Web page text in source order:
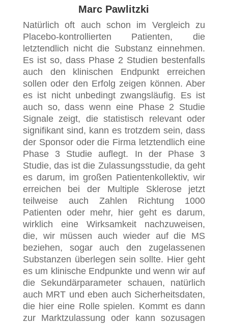
Marc Pawlitzki
Natürlich oft auch schon im Vergleich zu
Placebo-kontrollierten Patienten, die
letztendlich nicht die Substanz einnehmen.
Es ist so, dass Phase 2 Studien bestenfalls
auch den klinischen Endpunkt erreichen
sollen oder den Erfolg zeigen können. Aber
es ist nicht unbedingt zwangsläufig. Es ist
auch so, dass wenn eine Phase 2 Studie
Signale zeigt, die statistisch relevant oder
signifikant sind, kann es trotzdem sein, dass
der Sponsor oder die Firma letztendlich eine
Phase 3 Studie auflegt. In der Phase 3
Studie, das ist die Zulassungsstudie, da geht
es darum, im großen Patientenkollektiv, wir
erreichen bei der Multiple Sklerose jetzt
teilweise auch Zahlen Richtung 1000
Patienten oder mehr, hier geht es darum,
wirklich eine Wirksamkeit nachzuweisen,
die, wir müssen auch wieder auf die MS
beziehen, sogar auch den zugelassenen
Substanzen überlegen sein sollte. Hier geht
es um klinische Endpunkte und wenn wir auf
die Sekundärparameter schauen, natürlich
auch MRT und eben auch Sicherheitsdaten,
die hier eine Rolle spielen. Kommt es dann
zur Marktzulassung oder kann sozusagen